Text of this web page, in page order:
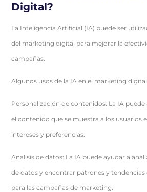
Digital?
La Inteligencia Artificial (IA) puede ser
del marketing digital para mejorar la
campañas.
Algunos usos de la IA en el marketing
Personalización de contenidos: La IA
el contenido que se muestra a los usuarios
intereses y preferencias.
Análisis de datos: La IA puede ayudar a
de datos y encontrar patrones y tendencias
para las campañas de marketing.